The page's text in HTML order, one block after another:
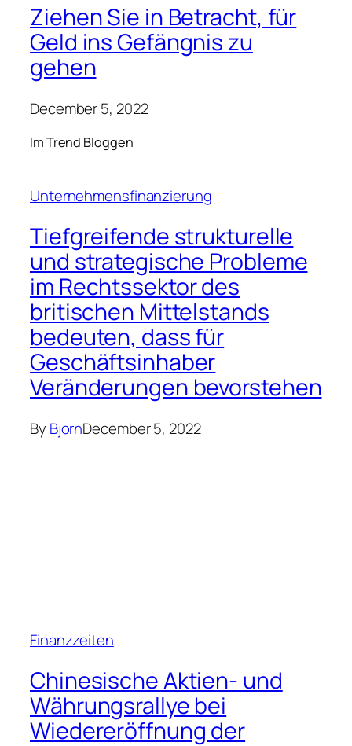
Ziehen Sie in Betracht, für
Geld ins Gefängnis zu
gehen
December 5, 2022
Im Trend Bloggen
Unternehmensfinanzierung
Tiefgreifende strukturelle
und strategische Probleme
im Rechtssektor des
britischen Mittelstands
bedeuten, dass für
Geschäftsinhaber
Veränderungen bevorstehen
By BjornDecember 5, 2022
Finanzzeiten
Chinesische Aktien- und
Währungsrallye bei
Wiedereröffnung der